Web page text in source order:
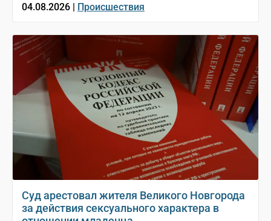
04.08.2026 | Происшествия
Суд арестовал жителя Великого Новгорода
за действия сексуального характера в